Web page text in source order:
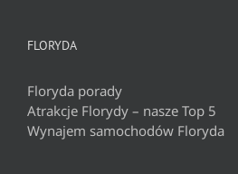
FLORYDA
Floryda porady
Atrakcje Florydy – nasze Top 5
Wynajem samochodów Floryda